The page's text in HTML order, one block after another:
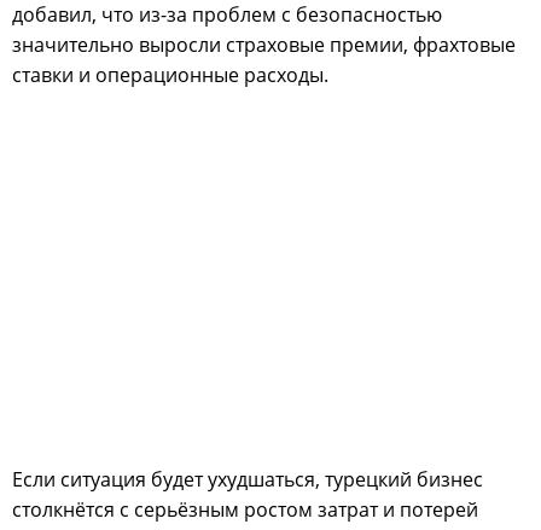
добавил, что из-за проблем с безопасностью
значительно выросли страховые премии, фрахтовые
ставки и операционные расходы.
Если ситуация будет ухудшаться, турецкий бизнес
столкнётся с серьёзным ростом затрат и потерей